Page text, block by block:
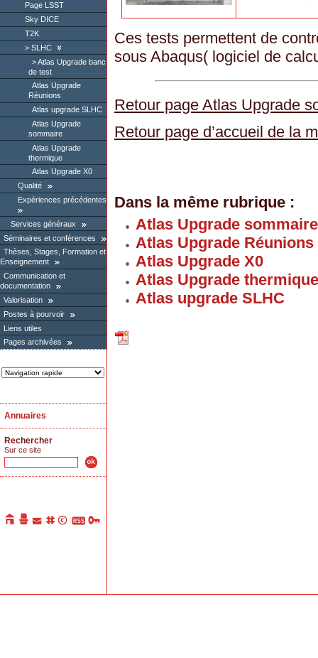
Page LSST
Sky DICE
T2K
SLHC
Atlas Upgrade banc
de test
Atlas Upgrade
Réunions
Atlas upgrade SLHC
Atlas Upgrade
sommaire
Atlas Upgrade
thermique
Atlas Upgrade X0
Qualité
Expériences précédentes
Services généraux
Séminaires et conférences
Thèses, Stages, Formation et
Enseignement
Communication et
documentation
Valorisation
Postes à pourvoir
Liens utiles
Pages archivées
Annuaires
Rechercher
Sur ce site
Ces tests permettent de
sous Abaqus( logiciel de
Retour page Atlas Upgrade
Retour page d’accueil de la
Dans la même rubrique :
Atlas Upgrade sommaire
Atlas Upgrade Réunions
Atlas Upgrade X0
Atlas Upgrade thermique
Atlas upgrade SLHC